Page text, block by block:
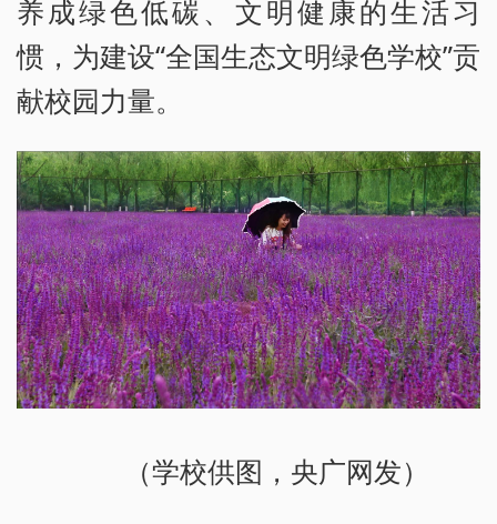
养成绿色低碳、文明健康的生活习
惯，为建设“全国生态文明绿色学校”贡
献校园力量。
（学校供图，央广网发）